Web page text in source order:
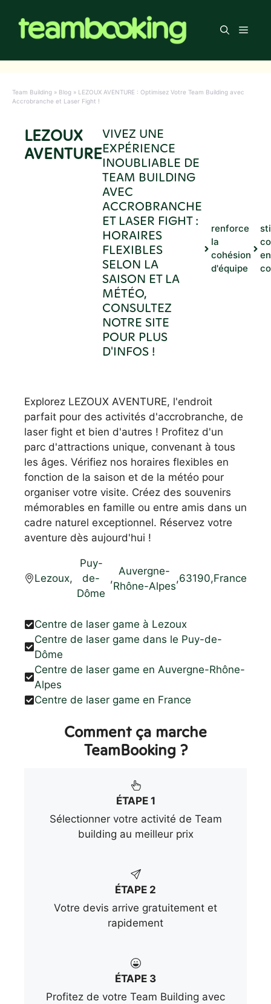
contenu
Menu
Team Building » Blog » LEZOUX AVENTURE : Optimisez Votre Team Building avec
Accrobranche et Laser Fight !
LEZOUX
AVENTURE
VIVEZ UNE
EXPÉRIENCE
INOUBLIABLE DE
TEAM BUILDING
AVEC
ACCROBRANCHE
ET LASER FIGHT :
HORAIRES
FLEXIBLES
SELON LA
SAISON ET LA
MÉTÉO,
CONSULTEZ
NOTRE SITE
POUR PLUS
D'INFOS !
renforce
la
cohésion
d'équipe
Explorez LEZOUX AVENTURE, l'endroit
parfait pour des activités d'accrobranche, de
laser fight et bien d'autres ! Profitez d'un
parc d'attractions unique, convenant à tous
les âges. Vérifiez nos horaires flexibles en
fonction de la saison et de la météo pour
organiser votre visite. Créez des souvenirs
mémorables en famille ou entre amis dans un
cadre naturel exceptionnel. Réservez votre
aventure dès aujourd'hui !
Lezoux,
Puy-
de-
Dôme
,
Auvergne-
Rhône-Alpes
,63190,France
Centre de laser game à Lezoux
Centre de laser game dans le Puy-de-
Dôme
Centre de laser game en Auvergne-Rhône-
Alpes
Centre de laser game en France
Comment ça marche
TeamBooking ?
ÉTAPE 1
Sélectionner votre activité de Team
building au meilleur prix
ÉTAPE 2
Votre devis arrive gratuitement et
rapidement
ÉTAPE 3
Profitez de votre Team Building avec